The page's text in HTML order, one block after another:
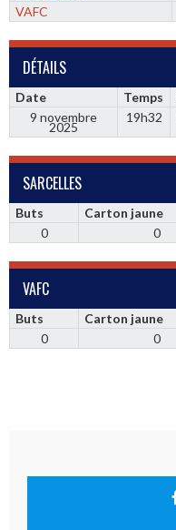
VAFC
DÉTAILS
Date Temps
9 novembre
2025
19h32
SARCELLES
Buts Carton jaune
0
0
VAFC
Buts Carton jaune
0
0